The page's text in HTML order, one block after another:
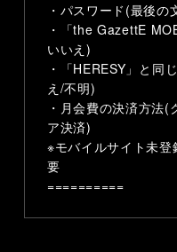
・パスワード(最後の
・
「the GazettE
いいえ)
・「HERESY」と同
え/不明)
・月会費の決済方法
ア決済)
※モバイルサイト未
要
==========